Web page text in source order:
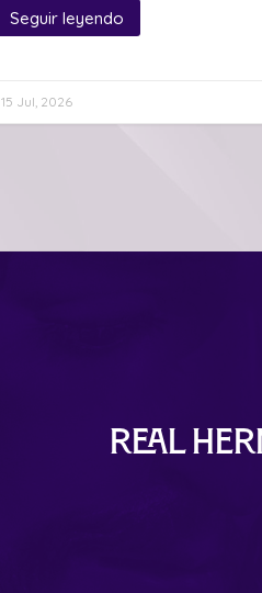
Seguir leyendo
15 Jul, 2026
Real